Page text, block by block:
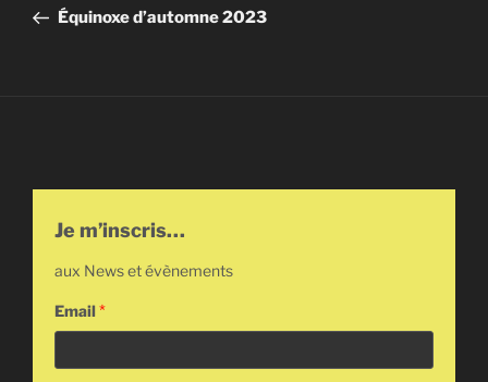
l’article
précédent
Équinoxe d’automne 2023
Je m’inscris…
aux News et évènements
Email*